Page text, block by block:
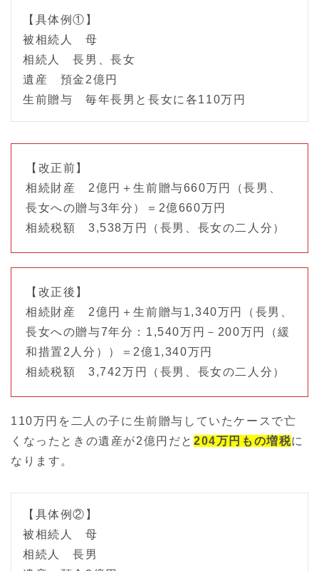
【具体例①】
被相続人 母
相続人 長男、長女
遺産 預金2億円
生前贈与 毎年長男と長女に各110万円
【改正前】
相続財産 2億円＋生前贈与660万円（長男、
長女への贈与3年分）＝2億660万円
相続税額 3,538万円（長男、長女の二人分）
【改正後】
相続財産 2億円＋生前贈与1,340万円（長男、
長女への贈与7年分：1,540万円－200万円（緩
和措置2人分））＝2億1,340万円
相続税額 3,742万円（長男、長女の二人分）
110万円を二人の子に生前贈与していたケースで亡
くなったときの遺産が2億円だと 204万円もの増税に
なります。
【具体例②】
被相続人 母
相続人 長男